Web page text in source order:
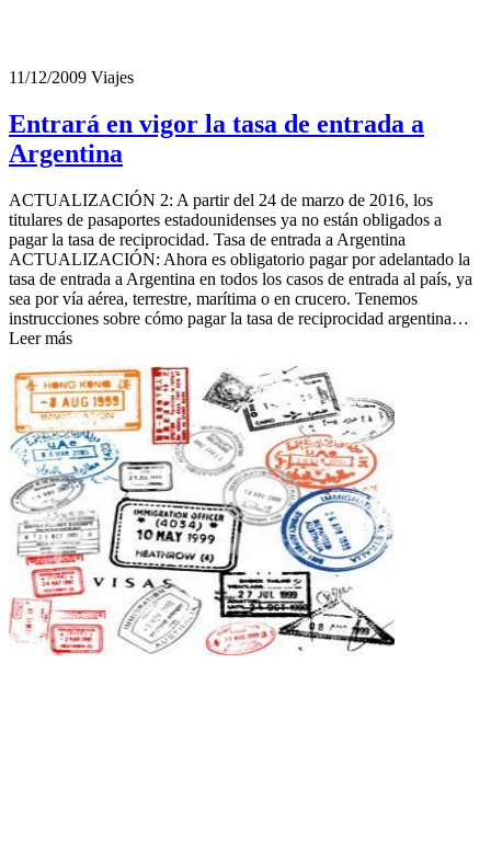
11/12/2009 Viajes
Entrará en vigor la tasa de entrada a
Argentina
ACTUALIZACIÓN 2: A partir del 24 de marzo de 2016, los
titulares de pasaportes estadounidenses ya no están obligados a
pagar la tasa de reciprocidad. Tasa de entrada a Argentina
ACTUALIZACIÓN: Ahora es obligatorio pagar por adelantado la
tasa de entrada a Argentina en todos los casos de entrada al país, ya
sea por vía aérea, terrestre, marítima o en crucero. Tenemos
instrucciones sobre cómo pagar la tasa de reciprocidad argentina…
Leer más